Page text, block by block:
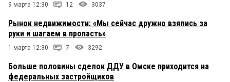
9 марта 12:30 12 3037
Рынок недвижимости: «Мы сейчас дружно взялись за
руки и шагаем в пропасть»
1 марта 12:30 7 3292
Больше половины сделок ДДУ в Омске приходится на
федеральных застройщиков